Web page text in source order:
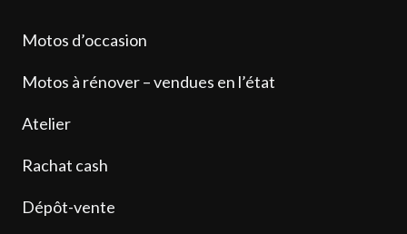
Motos d’occasion
Motos à rénover – vendues en l’état
Atelier
Rachat cash
Dépôt-vente